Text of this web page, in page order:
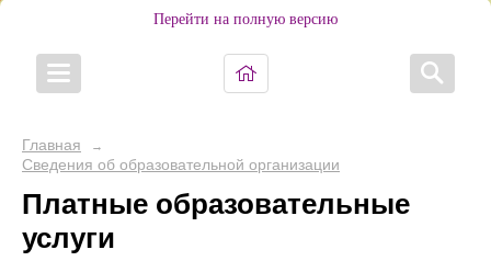
Перейти на полную версию
Главная →
Сведения об образовательной организации
Платные образовательные
услуги